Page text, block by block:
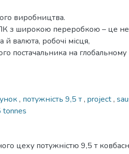
виробництва.
з широкою переробкою – це не
й валюта, робочі місця,
постачальника на глобальному
, потужність 9,5 т, project,
tonnes
цеху потужністю 9,5 т